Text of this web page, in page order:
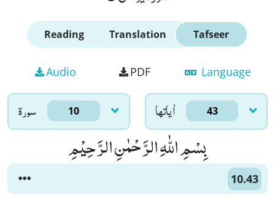
Reading Translation Tafseer
Audio PDF Language
سورۃ 10 اٰياتها 43
بِسْمِ اللّٰهِ الرَّحْمٰنِ الرَّحِیْمِ
10.43